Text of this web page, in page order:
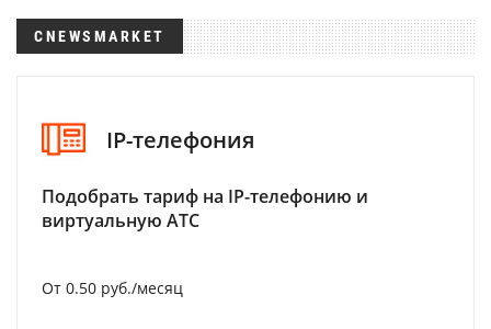
CNEWSMARKET
IP-телефония
Подобрать тариф на IP-телефонию и
виртуальную АТС
От 0.50 руб./месяц